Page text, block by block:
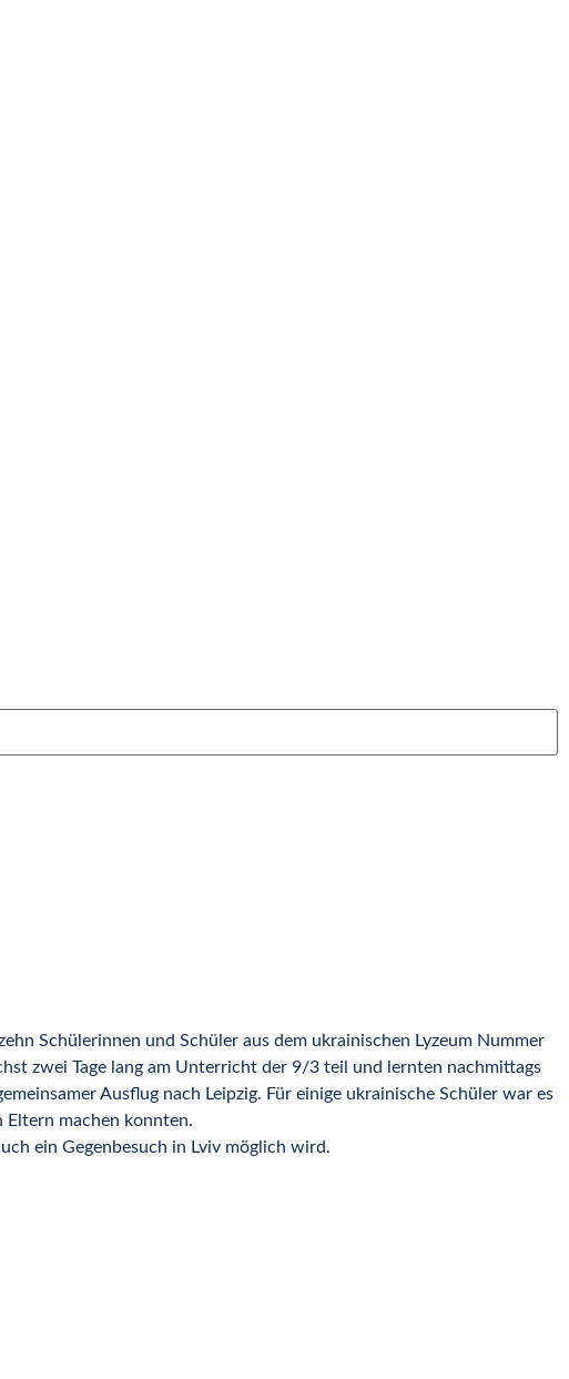
Schülerinnen und Schüler aus dem ukrainischen Lyzeum Nummer
zwei Tage lang am Unterricht der 9/3 teil und lernten nachmittags
Ausflug nach Leipzig. Für einige ukrainische Schüler war es
Eltern machen konnten.
ein Gegenbesuch in Lviv möglich wird.